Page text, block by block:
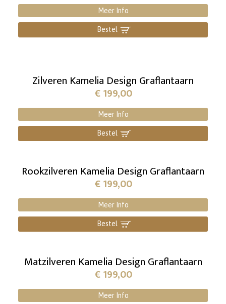
Meer Info
Bestel ]
Zilveren Kamelia Design Graflantaarn
€199,00
Meer Info
Bestel ]
Rookzilveren Kamelia Design Graflantaarn
€199,00
Meer Info
Bestel ]
Matzilveren Kamelia Design Graflantaarn
€199,00
Meer Info